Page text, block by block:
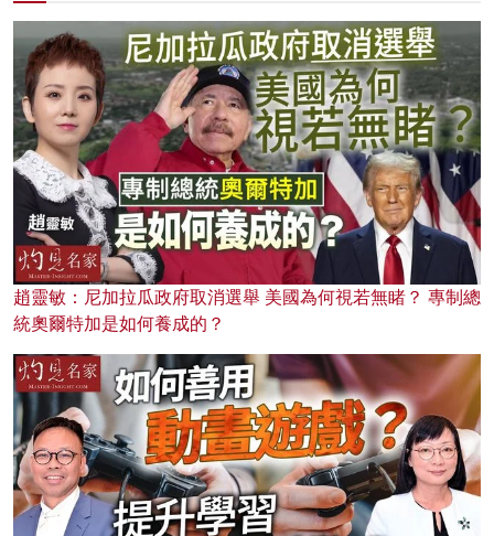
趙靈敏：尼加拉瓜政府取消選舉 美國為何視若無睹？ 專制總
統奧爾特加是如何養成的？